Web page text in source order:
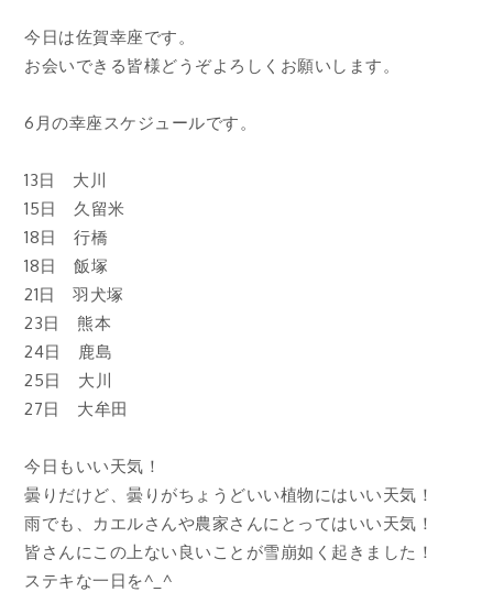
今日は佐賀幸座です。
お会いできる皆様どうぞよろしくお願いします。
6月の幸座スケジュールです。
13日 大川
15日 久留米
18日 行橋
18日 飯塚
21日 羽犬塚
23日 熊本
24日 鹿島
25日 大川
27日 大牟田
今日もいい天気！
曇りだけど、曇りがちょうどいい植物にはいい天気！
雨でも、カエルさんや農家さんにとってはいい天気！
皆さんにこの上ない良いことが雪崩如く起きました！
ステキな一日を^_^